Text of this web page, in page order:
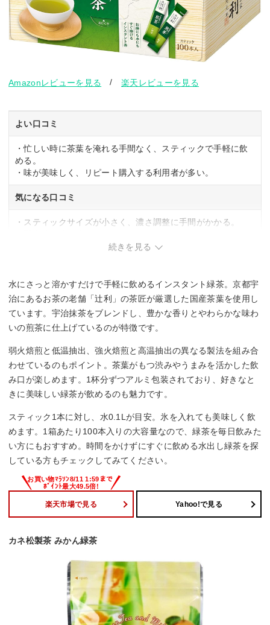
Amazonレビューを見る /楽天レビューを見る
よい口コミ
・忙しい時に茶葉を淹れる手間なく、スティックで手軽に飲
める。
・味が美味しく、リピート購入する利用者が多い。
気になる口コミ
・スティックサイズが小さく、濃さ調整に手間がかかる。
続きを見る
水にさっと溶かすだけで手軽に飲めるインスタント緑茶。京都宇
治にあるお茶の老舗「辻利」の茶匠が厳選した国産茶葉を使用し
ています。宇治抹茶をブレンドし、豊かな香りとやわらかな味わ
いの煎茶に仕上げているのが特徴です。
弱火焙煎と低温抽出、強火焙煎と高温抽出の異なる製法を組み合
わせているのもポイント。茶葉がもつ渋みやうまみを活かした飲
み口が楽しめます。1杯分ずつアルミ包装されており、好きなと
きに美味しい緑茶が飲めるのも魅力です。
スティック1本に対し、水0.1Lが目安。氷を入れても美味しく飲
めます。1箱あたり100本入りの大容量なので、緑茶を毎日飲みた
い方にもおすすめ。時間をかけずにすぐに飲める水出し緑茶を探
している方もチェックしてみてください。
楽天市場で見る Yahoo!で見る
カネ松製茶 みかん緑茶